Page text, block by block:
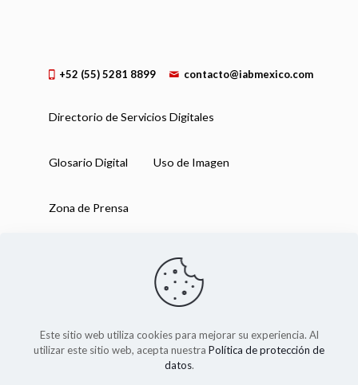
+52 (55) 5281 8899 contacto@iabmexico.com
Directorio de Servicios Digitales
Glosario Digital Uso de Imagen
Zona de Prensa
Este sitio web utiliza cookies para mejorar su experiencia. Al
utilizar este sitio web, acepta nuestra Política de protección de
datos.